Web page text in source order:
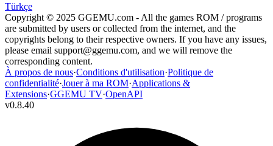
Türkçe
Copyright © 2025 GGEMU.com - All the games ROM / programs
are submitted by users or collected from the internet, and the
copyrights belong to their respective owners. If you have any issues,
please email support@ggemu.com, and we will remove the
corresponding content.
À propos de nous·Conditions d'utilisation·Politique de
confidentialité·Jouer à ma ROM·Applications &
Extensions·GGEMU TV·OpenAPI
v0.8.40